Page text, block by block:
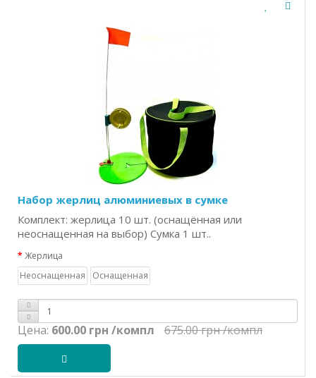
Набор жерлиц алюминиевых в сумке
Комплект: жерлица 10 шт. (оснащённая или
неоснащенная на выбор) Сумка 1 шт..
Жерлица
Неоснащенная
Оснащенная
Цена: 600.00 грн /компл 675.00 грн/компл